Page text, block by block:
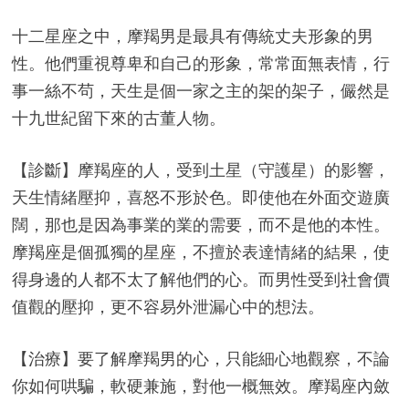
十二星座之中，摩羯男是最具有傳統丈夫形象的男
性。他們重視尊卑和自己的形象，常常面無表情，行
事一絲不茍，天生是個一家之主的架的架子，儼然是
十九世紀留下來的古董人物。
【診斷】摩羯座的人，受到土星（守護星）的影響，
天生情緒壓抑，喜怒不形於色。即使他在外面交遊廣
闊，那也是因為事業的業的需要，而不是他的本性。
摩羯座是個孤獨的星座，不擅於表達情緒的結果，使
得身邊的人都不太了解他們的心。而男性受到社會價
值觀的壓抑，更不容易外泄漏心中的想法。
【治療】要了解摩羯男的心，只能細心地觀察，不論
你如何哄騙，軟硬兼施，對他一概無效。摩羯座內斂